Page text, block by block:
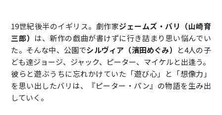
19世紀後半のイギリス。劇作家ジェームズ・バリ（山崎育
三郎） は、新作の戯曲が書けずに行き詰まり思い悩んでい
た。そんな中、公園でシルヴィア（濱田めぐみ）
と4人の子
ども達ジョージ、ジャック、ピーター、マイケルと出逢う。
彼らと遊ぶうちに忘れかけていた「遊び心」と「想像力」
を思い出したバリは、『ピーター・パン』の物語を生み出
していく。